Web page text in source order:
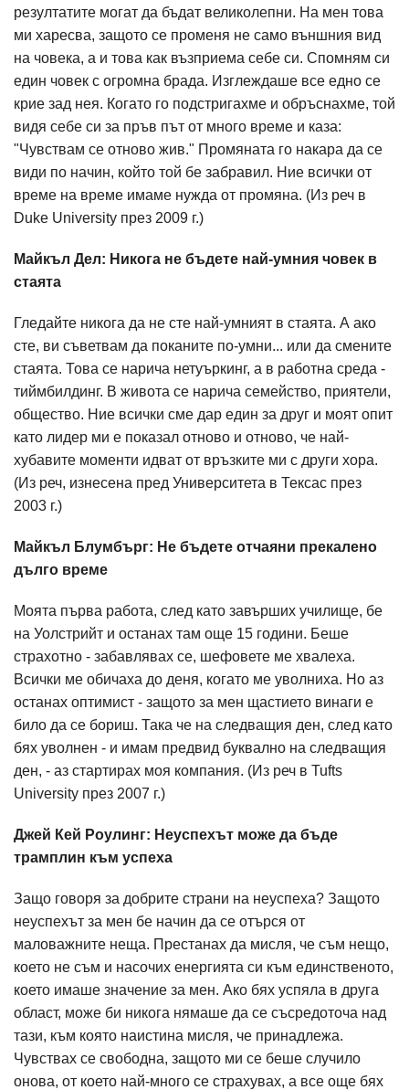
резултатите могат да бъдат великолепни. На мен това
ми харесва, защото се променя не само външния вид
на човека, а и това как възприема себе си. Спомням си
един човек с огромна брада. Изглеждаше все едно се
крие зад нея. Когато го подстригахме и обръснахме, той
видя себе си за пръв път от много време и каза:
"Чувствам се отново жив." Промяната го накара да се
види по начин, който той бе забравил. Ние всички от
време на време имаме нужда от промяна. (Из реч в
Duke University през 2009 г.)
Майкъл Дел: Никога не бъдете най-умния човек в
стаята
Гледайте никога да не сте най-умният в стаята. А ако
сте, ви съветвам да поканите по-умни... или да смените
стаята. Това се нарича нетуъркинг, а в работна среда -
тиймбилдинг. В живота се нарича семейство, приятели,
общество. Ние всички сме дар един за друг и моят опит
като лидер ми е показал отново и отново, че най-
хубавите моменти идват от връзките ми с други хора.
(Из реч, изнесена пред Университета в Тексас през
2003 г.)
Майкъл Блумбърг: Не бъдете отчаяни прекалено
дълго време
Моята първа работа, след като завърших училище, бе
на Уолстрийт и останах там още 15 години. Беше
страхотно - забавлявах се, шефовете ме хвалеха.
Всички ме обичаха до деня, когато ме уволниха. Но аз
останах оптимист - защото за мен щастието винаги е
било да се бориш. Така че на следващия ден, след като
бях уволнен - и имам предвид буквално на следващия
ден, - аз стартирах моя компания. (Из реч в Tufts
University през 2007 г.)
Джей Кей Роулинг: Неуспехът може да бъде
трамплин към успеха
Защо говоря за добрите страни на неуспеха? Защото
неуспехът за мен бе начин да се отърся от
маловажните неща. Престанах да мисля, че съм нещо,
което не съм и насочих енергията си към единственото,
което имаше значение за мен. Ако бях успяла в друга
област, може би никога нямаше да се съсредоточа над
тази, към която наистина мисля, че принадлежа.
Чувствах се свободна, защото ми се беше случило
онова, от което най-много се страхувах, а все още бях